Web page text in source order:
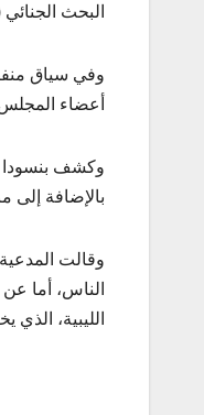
البحث الجنائي
وفي سياق
أعضاء المجلس
وكشف بنسودا
بالإضافة إلى
وقالت
الناس، أما
الليبية، الذي